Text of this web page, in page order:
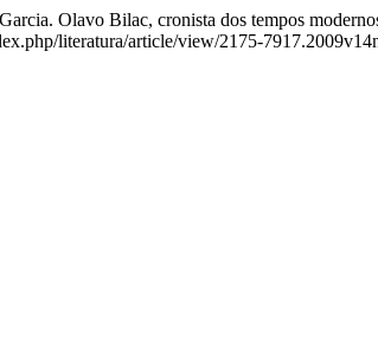
Olavo Bilac, cronista dos tempos
literatura/article/view/2175-